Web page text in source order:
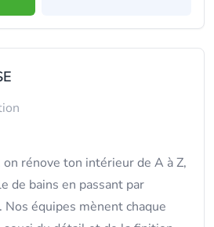
on rénove ton intérieur de A à Z,
de bains en passant par
équipes mènent chaque